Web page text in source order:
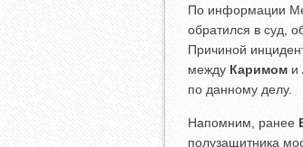
По информации
обратился в суд,
Причиной
между Каримом и
по данному делу.
Напомним, ранее
полузащитника